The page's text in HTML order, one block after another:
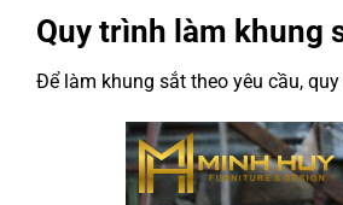
Quy trình làm khung
Để làm khung sắt theo yêu cầu,